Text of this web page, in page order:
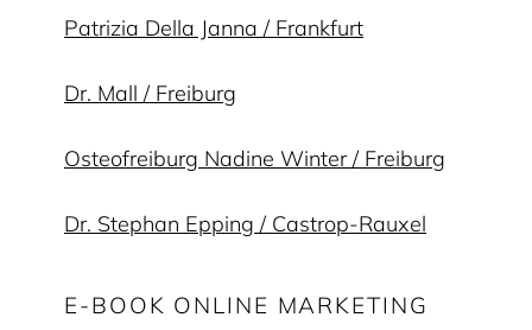
Patrizia Della Janna / Frankfurt
Dr. Mall / Freiburg
Osteofreiburg Nadine Winter / Freiburg
Dr. Stephan Epping / Castrop-Rauxel
E-BOOK ONLINE MARKETING